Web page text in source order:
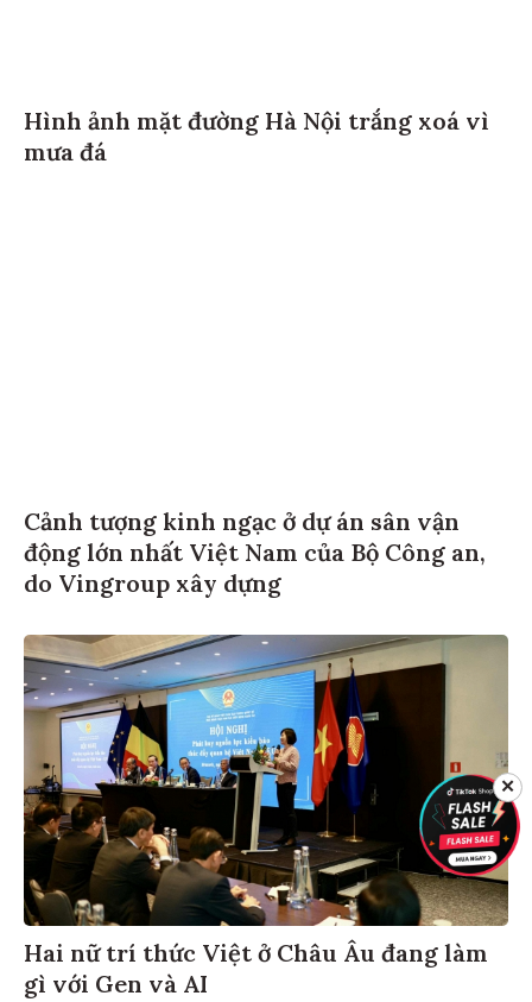
Hình ảnh mặt đường Hà Nội trắng xoá vì
mưa đá
Cảnh tượng kinh ngạc ở dự án sân vận
động lớn nhất Việt Nam của Bộ Công an,
do Vingroup xây dựng
Hai nữ trí thức Việt ở Châu Âu đang làm
gì với Gen và AI
✕